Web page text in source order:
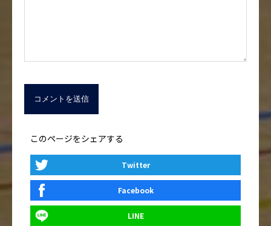
このページをシェアする
Twitter
Facebook
LINE